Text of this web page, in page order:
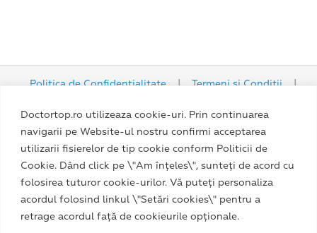
Doctortop.ro utilizeaza cookie-uri. Prin continuarea
navigarii pe Website-ul nostru confirmi acceptarea
utilizarii fisierelor de tip cookie conform Politicii de
Cookie. Dând click pe \"Am înțeles\", sunteți de acord cu
folosirea tuturor cookie-urilor. Vă puteți personaliza
acordul folosind linkul \"Setări cookies\" pentru a
retrage acordul față de cookieurile opționale.
Politica de Confidențialitate | Termeni și Condiții
|